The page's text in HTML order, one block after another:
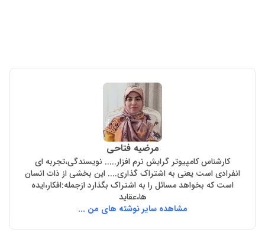
مرضیه فتاحی
کارشناس کامپیوتر گرایش نرم افزار..... نویسندگی،تجربه ای
انفرادی است یعنی به اشتراک گذاری.... این بخشی از ذات انسان
است که بخواهد مسائل را به اشتراک بگذارد ازجمله:افکار،ایده
ها،عقاید
مشاهده سایر نوشته های من ...